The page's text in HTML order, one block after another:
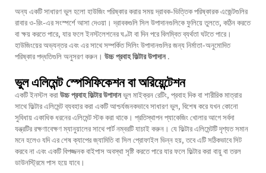
অন্য একটি সাধারণ ভুল হলো হাউজিং পরিষ্কার করার সময় দ্রাবক-ভিত্তিক পরিষ্কারক এজেন্টগুলির
রাবার ও-রিং-এর সংস্পর্শে আসা দেওয়া। দ্রাবকগুলি সিল উপাদানগুলিকে ফুলিয়ে তুলতে, কঠিন করতে
বা ক্ষয় করতে পারে, যার ফলে ইনস্টলেশনের ঘণ্টা বা দিন পরে বিলম্বিত ব্যর্থতা ঘটতে পারে।
হাউজিংয়ের অভ্যন্তর এবং এর সাথে সম্পর্কিত সিলিং উপাদানগুলির জন্য নির্মাতা-অনুমোদিত
পরিষ্কার পদ্ধতিগুলি অনুসরণ করুন। উচ্চ প্রবাহ ফিল্টার উপাদান.
ভুল এলিমেন্ট স্পেসিফিকেশন বা অরিয়েন্টেশন
একটি ইনস্টল করাউচ্চ প্রবাহ ফিল্টার উপাদানভুল মাইক্রন রেটিং, প্রবাহ দিক বা শারীরিক মাত্রার
সাথে ফিল্টার এলিমেন্ট ব্যবহার করা একটি আশ্চর্যজনকভাবে সাধারণ ভুল, বিশেষ করে যখন কোনো
সুবিধায় একাধিক ধরনের এলিমেন্ট স্টক করা থাকে। প্রতিস্থাপন প্যাকেজিং খোলার আগে সর্বদা
যন্ত্রটির রক্ষণাবেক্ষণ ম্যানুয়ালের সাথে পার্ট নম্বরটি যাচাই করুন। যে ফিল্টার এলিমেন্টটি দৃশ্যত সমান
মনে হলেও যদি এর শেষ ক্যাপের জ্যামিতি বা সিল প্রোফাইল ভিন্ন হয়, তবে এটি সঠিকভাবে সিট
করবে না এবং একটি বিপজ্জনক বাইপাস অবস্থা সৃষ্টি করতে পারে যার ফলে ফিল্টার করা বায়ু বা তরল
ডাউনস্ট্রিমে পাস হয়ে যাবে।